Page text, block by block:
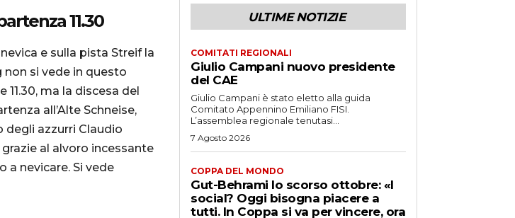
11.30
e sulla pista Streif la
si vede in questo
ma la discesa del
all’Alte Schneise,
degli azzurri Claudio
al alvoro incessante
a nevicare. Si vede
ULTIME NOTIZIE
COMITATI REGIONALI
Giulio Campani nuovo presidente
del CAE
Giulio Campani è stato eletto alla guida
Comitato Appennino Emiliano FISI.
L’assemblea regionale tenutasi...
7 Agosto 2026
COPPA DEL MONDO
Gut-Behrami lo scorso ottobre: «I
social? Oggi bisogna piacere a
tutti. In Coppa si va per vincere, ora